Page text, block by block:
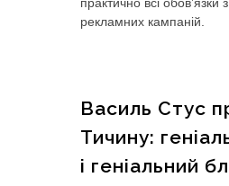
рекламних кампаній.
Василь Стус
Тичину:
і геніальний